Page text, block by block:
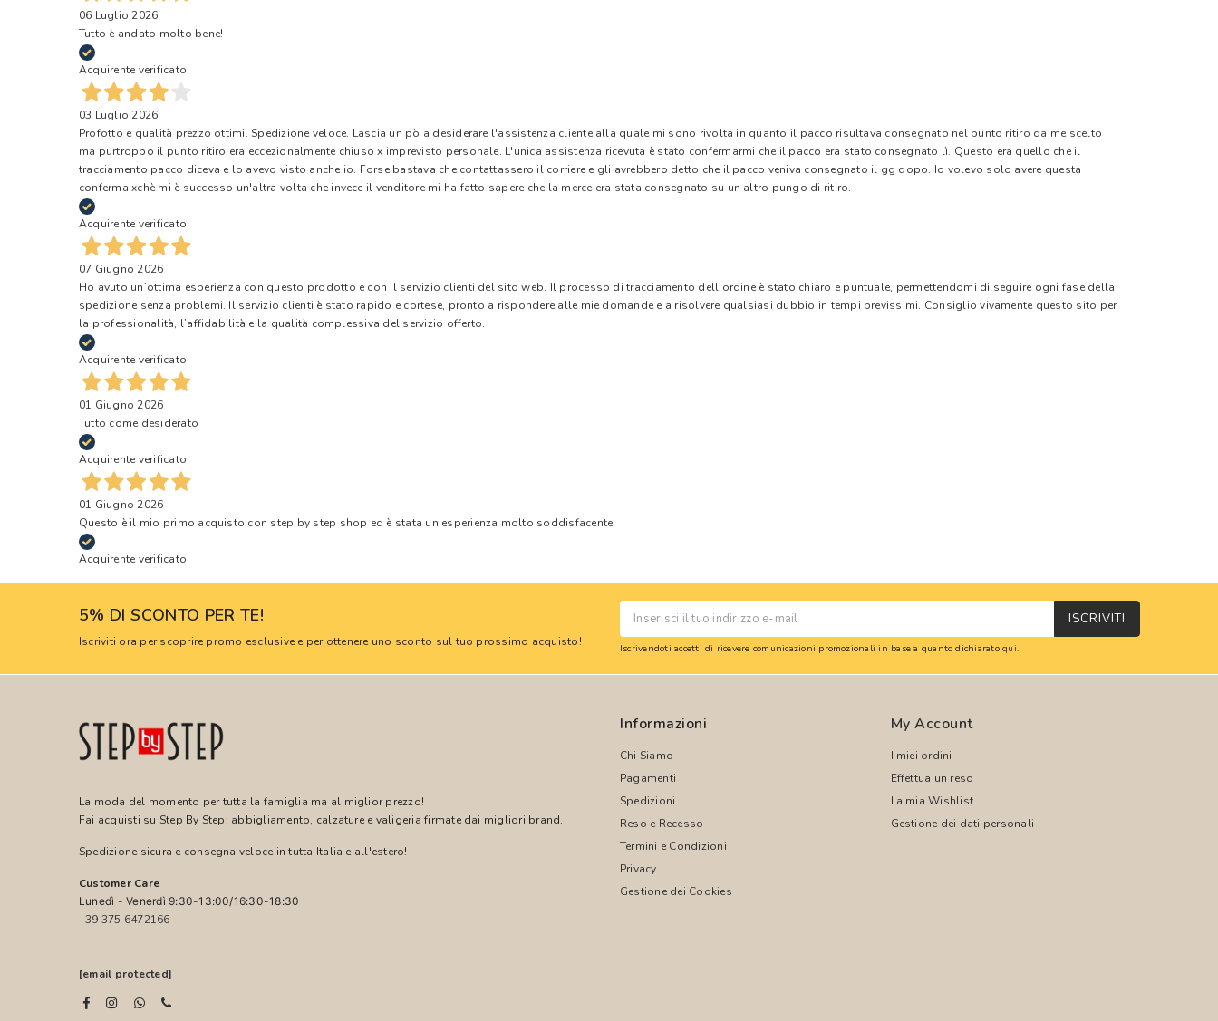
06 Luglio 2026
Tutto è andato molto bene!
Acquirente verificato
03 Luglio 2026
Profotto e qualità prezzo ottimi. Spedizione veloce. Lascia un pò a desiderare l'assistenza cliente alla quale mi sono rivolta in quanto il pacco risultava consegnato nel punto ritiro da me scelto
ma purtroppo il punto ritiro era eccezionalmente chiuso x imprevisto personale. L'unica assistenza ricevuta è stato confermarmi che il pacco era stato consegnato lì. Questo era quello che il
tracciamento pacco diceva e lo avevo visto anche io. Forse bastava che contattassero il corriere e gli avrebbero detto che il pacco veniva consegnato il gg dopo. Io volevo solo avere questa
conferma xchè mi è successo un'altra volta che invece il venditore mi ha fatto sapere che la merce era stata consegnato su un altro pungo di ritiro.
Acquirente verificato
07 Giugno 2026
Ho avuto un’ottima esperienza con questo prodotto e con il servizio clienti del sito web. Il processo di tracciamento dell’ordine è stato chiaro e puntuale, permettendomi di seguire ogni fase della
spedizione senza problemi. Il servizio clienti è stato rapido e cortese, pronto a rispondere alle mie domande e a risolvere qualsiasi dubbio in tempi brevissimi. Consiglio vivamente questo sito per
la professionalità, l’affidabilità e la qualità complessiva del servizio offerto.
Acquirente verificato
01 Giugno 2026
Tutto come desiderato
Acquirente verificato
01 Giugno 2026
Questo è il mio primo acquisto con step by step shop ed è stata un'esperienza molto soddisfacente
Acquirente verificato
5% DI SCONTO PER TE!
Iscriviti ora per scoprire promo esclusive e per ottenere uno sconto sul tuo prossimo acquisto!
ISCRIVITI
Iscrivendoti accetti di ricevere comunicazioni promozionali in base a quanto dichiaratoqui.
La moda del momento per tutta la famiglia ma al miglior prezzo!
Fai acquisti su Step By Step: abbigliamento, calzature e valigeria firmate dai migliori brand.
Spedizione sicura e consegna veloce in tutta Italia e all'estero!
Customer Care
Lunedì - Venerdì 9:30-13:00/16:30-18:30
+39 375 6472166
[email protected]
Informazioni
Chi Siamo
Pagamenti
Spedizioni
Reso e Recesso
Termini e Condizioni
Privacy
Gestione dei Cookies
My Account
I miei ordini
Effettua un reso
La mia Wishlist
Gestione dei dati personali